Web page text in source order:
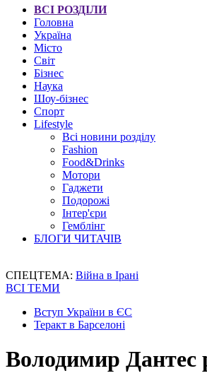
ВСІ РОЗДІЛИ
Головна
Україна
Місто
Світ
Бізнес
Наука
Шоу-бізнес
Спорт
Lifestyle
Всі новини розділу
Fashion
Food&Drinks
Мотори
Гаджети
Подорожі
Інтер'єри
Гемблінг
БЛОГИ ЧИТАЧІВ
СПЕЦТЕМА: Війна в Ірані
ВСІ ТЕМИ
Вступ України в ЄС
Теракт в Барселоні
Володимир Дантес